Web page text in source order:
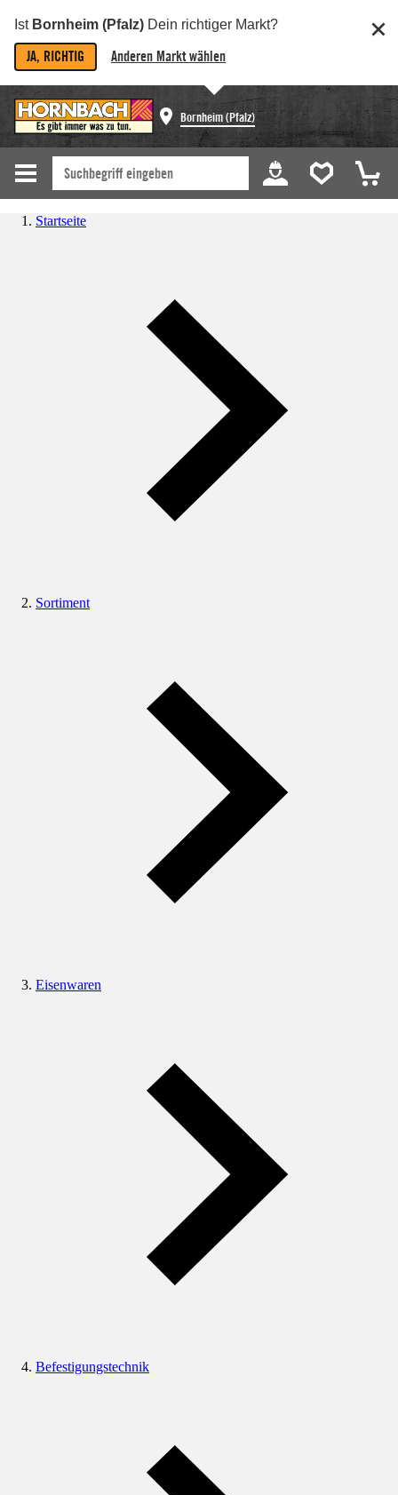
Ist Bornheim (Pfalz) Dein richtiger Markt?
JA, RICHTIG Anderen Markt wählen
Bornheim (Pfalz)
Startseite
Sortiment
Eisenwaren
Befestigungstechnik